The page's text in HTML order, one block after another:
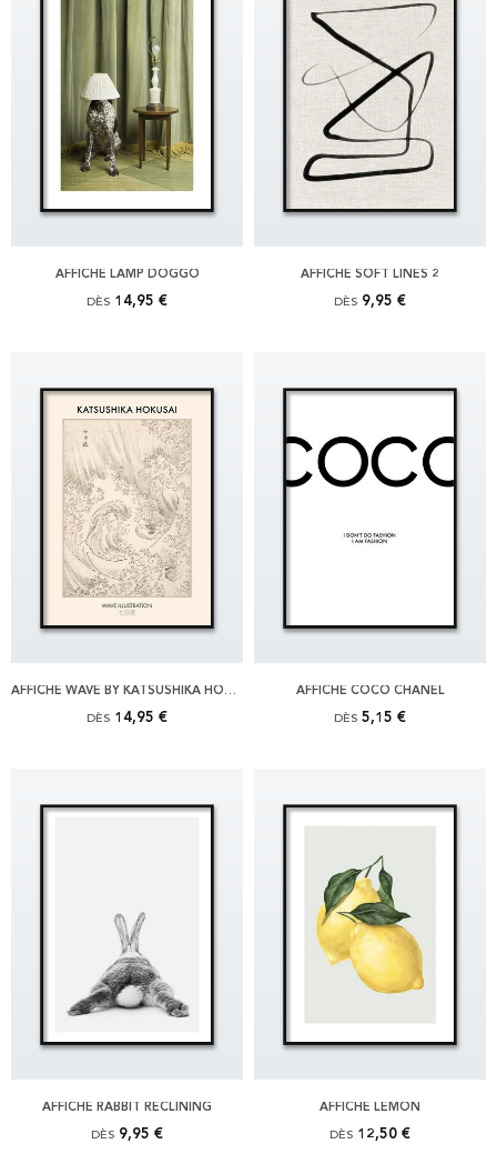
AFFICHE LAMP DOGGO
DÈS 14,95 €
AFFICHE SOFT LINES 2
DÈS 9,95 €
AFFICHE WAVE BY KATSUSHIKA HOKUSAI
DÈS 14,95 €
AFFICHE COCO CHANEL
DÈS 5,15 €
AFFICHE RABBIT RECLINING
DÈS 9,95 €
AFFICHE LEMON
DÈS 12,50 €